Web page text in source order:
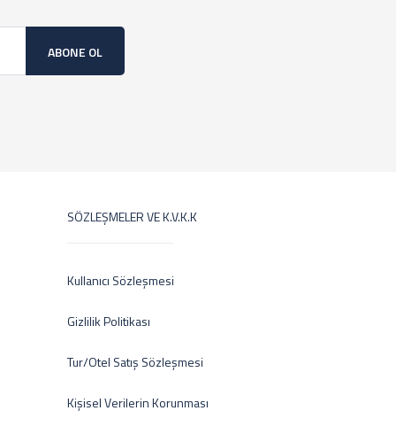
ABONE OL
SÖZLEŞMELER VE K.V.K.K
Kullanıcı Sözleşmesi
Gizlilik Politikası
Tur/Otel Satış Sözleşmesi
Kişisel Verilerin Korunması